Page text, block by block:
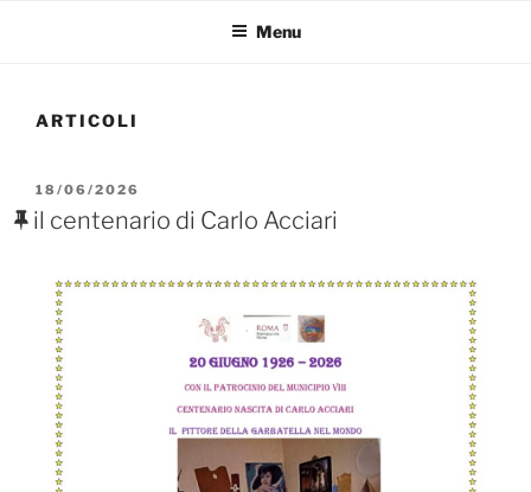
Menu
ARTICOLI
PUBBLICATO
IL
18/06/2026
il centenario di Carlo Acciari